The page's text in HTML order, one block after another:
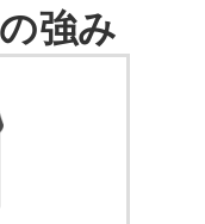
強み